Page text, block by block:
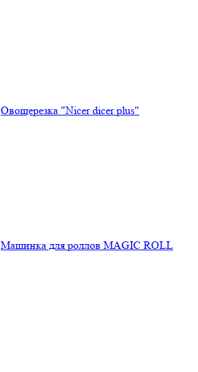
Овощерезка "Nicer dicer plus"
Машинка для роллов MAGIC ROLL